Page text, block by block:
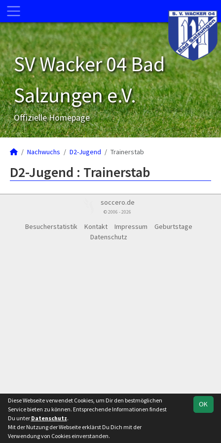
SV Wacker 04 Bad
Salzungen e.V.
Offizielle Homepage
Nachwuchs D2-Jugend Trainerstab
Team Kreisliga Staffel 2
D2-Jugend : Trainerstab
soccero.de
© 2006 - 2026
Besucherstatistik Kontakt Impressum
Geburtstage
Datenschutz
OK
Diese Webseite verwendet Cookies, um Dir den bestmöglichen
Service bieten zu können. Entsprechende Informationen findest
Du unter Datenschutz.
Mit der Nutzung der Webseite erklärst Du Dich mit der
Verwendung von Cookies einverstanden.